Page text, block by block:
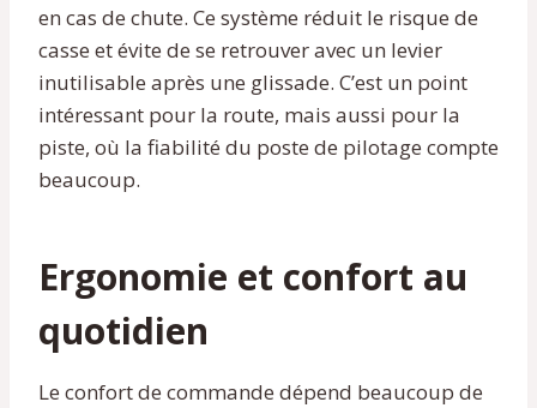
en cas de chute. Ce système réduit le risque de
casse et évite de se retrouver avec un levier
inutilisable après une glissade. C’est un point
intéressant pour la route, mais aussi pour la
piste, où la fiabilité du poste de pilotage compte
beaucoup.
Ergonomie et confort au
quotidien
Le confort de commande dépend beaucoup de